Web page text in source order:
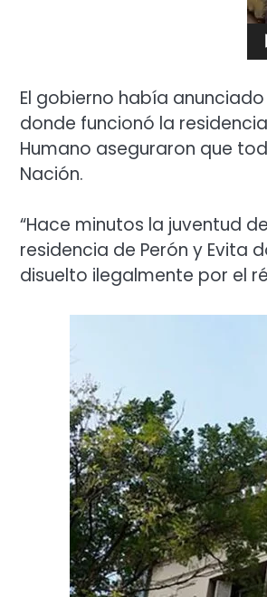
El gobierno había
donde funcionó la
Humano aseguraron que
Nación.
“Hace minutos la juventud
residencia de Perón y Evita
disuelto ilegalmente por el